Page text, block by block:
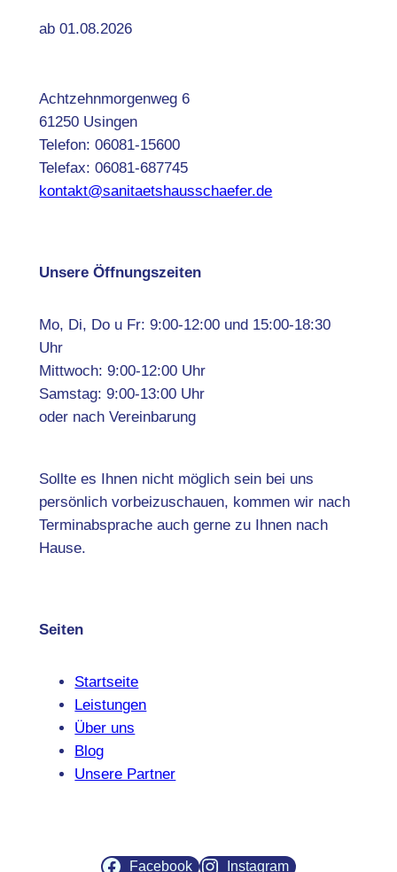
ab 01.08.2026
Achtzehnmorgenweg 6
61250 Usingen
Telefon: 06081-15600
Telefax: 06081-687745
kontakt@sanitaetshausschaefer.de
Unsere Öffnungszeiten
Mo, Di, Do u Fr: 9:00-12:00 und 15:00-18:30
Uhr
Mittwoch: 9:00-12:00 Uhr
Samstag: 9:00-13:00 Uhr
oder nach Vereinbarung
Sollte es Ihnen nicht möglich sein bei uns
persönlich vorbeizuschauen, kommen wir nach
Terminabsprache auch gerne zu Ihnen nach
Hause.
Seiten
Startseite
Leistungen
Über uns
Blog
Unsere Partner
Facebook Instagram